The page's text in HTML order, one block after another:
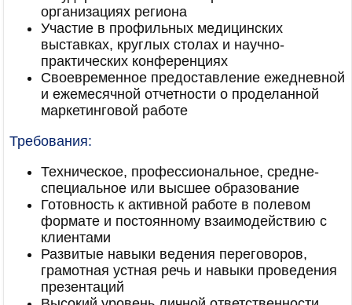
организациях региона
Участие в профильных медицинских
выставках, круглых столах и научно-
практических конференциях
Своевременное предоставление ежедневной
и ежемесячной отчетности о проделанной
маркетинговой работе
Требования:
Техническое, профессиональное, средне-
специальное или высшее образование
Готовность к активной работе в полевом
формате и постоянному взаимодействию с
клиентами
Развитые навыки ведения переговоров,
грамотная устная речь и навыки проведения
презентаций